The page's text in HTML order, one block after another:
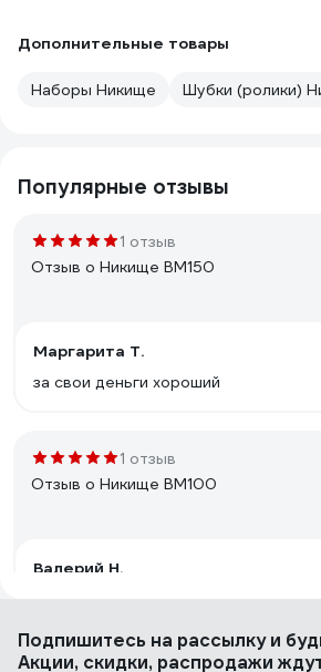
Дополнительные товары
Наборы Никище Шубки (ролики)
Популярные отзывы
1 отзыв
Отзыв о Никище ВМ150
Маргарита Т.
за свои деньги хороший
1 отзыв
Отзыв о Никище ВМ100
Валерий Н.
Удобный валик
Подпишитесь на рассылкуи
Акции, скидки, распродажи